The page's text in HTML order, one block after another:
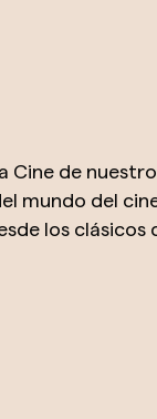
Cine de
mundo del
los clásicos
personalidad
significativo